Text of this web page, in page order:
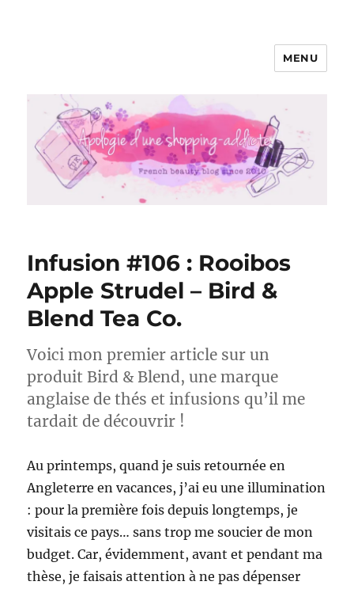
Apologie d'une Shopping-addicte
MENU
Infusion #106 : Rooibos
Apple Strudel – Bird &
Blend Tea Co.
Voici mon premier article sur un
produit Bird & Blend, une marque
anglaise de thés et infusions qu’il me
tardait de découvrir !
Au printemps, quand je suis retournée en
Angleterre en vacances, j’ai eu une illumination
: pour la première fois depuis longtemps, je
visitais ce pays… sans trop me soucier de mon
budget. Car, évidemment, avant et pendant ma
thèse, je faisais attention à ne pas dépenser